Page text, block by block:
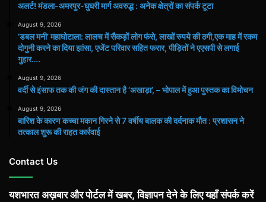
अलर्ट! मंडला-अमरपुर-घुघरी मार्ग अवरुद्ध : अनेक क्षेत्रों का संपर्क टूटा
August 9, 2026
​’डबल मनी’ महाघोटाला: लालच में सैकड़ों लोग फंसे, लाखों रुपये की ठगी,एक माह में रकम
दोगुनी करने का दिया झांसा, एजेंट परिवार सहित फरार, पीड़ितों ने एएसपी से लगाई
गुहार….
August 9, 2026
वर्दी से इंसाफ तक की जंग की दास्तान है ‘अखाड़ा’, – भोपाल में हुआ पुस्तक का विमोचन
August 9, 2026
बारिश के कारण कच्चा मकान गिरने से 7 वर्षीय बालक की दर्दनाक मौत : प्रशासन ने
तत्काल शुरू की राहत कार्रवाई
Contact Us
यशभारत अख़बार और पोर्टल में खबर, विज्ञापन देने के लिए यहाँ संपर्क करें